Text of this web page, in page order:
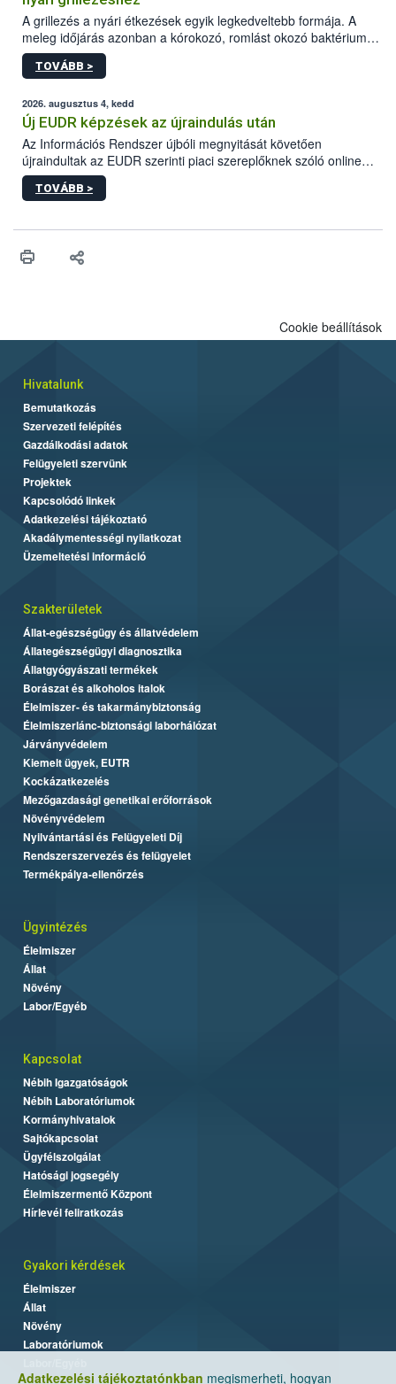
A grillezés a nyári étkezések egyik legkedveltebb formája. A
meleg időjárás azonban a kórokozó, romlást okozó baktériumok
gyorsabb szaporodásának is kedvez. A szabadtéri sütögetés
ezért nem csupán a megfelelő sütési technikáról szól: legalább
higiéniai szabályok betartása, a megfelelő hőkezelés, valamint a
maradékok szakszerű tárolása. A Nemzeti Élelmiszerlánc-
biztonsági Hivatal (Nébih) Oktatási Programja összegyűjtötte a
biztonságos grillezés legfontosabb tudnivalóit.
TOVÁBB >
2026. augusztus 4, kedd
Új EUDR képzések az újraindulás után
Az Információs Rendszer újbóli megnyitását követően
újraindultak az EUDR szerinti piaci szereplőknek szóló online
képzések.
TOVÁBB >
Adatkezelési tájékoztatónkban megismerheti, hogyan
Cookie beállítások
Hivatalunk
Bemutatkozás
Szervezeti felépítés
Gazdálkodási adatok
Felügyeleti szervünk
Projektek
Kapcsolódó linkek
Adatkezelési tájékoztató
Akadálymentességi nyilatkozat
Üzemeltetési információ
Szakterületek
Állat-egészségügy és állatvédelem
Állategészségügyi diagnosztika
Állatgyógyászati termékek
Borászat és alkoholos italok
Élelmiszer- és takarmánybiztonság
Élelmiszerlánc-biztonsági laborhálózat
Járványvédelem
Kiemelt ügyek, EUTR
Kockázatkezelés
Mezőgazdasági genetikai erőforrások
Növényvédelem
Nyilvántartási és Felügyeleti Díj
Rendszerszervezés és felügyelet
Termékpálya-ellenőrzés
Ügyintézés
Élelmiszer
Állat
Növény
Labor/Egyéb
Kapcsolat
Nébih Igazgatóságok
Nébih Laboratóriumok
Kormányhivatalok
Sajtókapcsolat
Ügyfélszolgálat
Hatósági jogsegély
Élelmiszermentő Központ
Hírlevél feliratkozás
Gyakori kérdések
Élelmiszer
Állat
Növény
Laboratóriumok